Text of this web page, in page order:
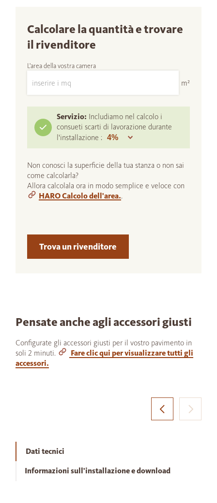
Calcolare la quantità e trovare
il rivenditore
L'area della vostra camera
m²
Servizio: Includiamo nel calcolo i
consueti scarti di lavorazione durante
l'installazione :
Non conosci la superficie della tua stanza o non sai
come calcolarla?
Allora calcolala ora in modo semplice e veloce con
HARO Calcolo dell'area..
Trova un rivenditore
Pensate anche agli accessori giusti
Configurate gli accessori giusti per il vostro pavimento in
soli 2 minuti.
Fare clic qui per visualizzare tutti gli
accessori.
Dati tecnici
Informazioni sull'installazione e download